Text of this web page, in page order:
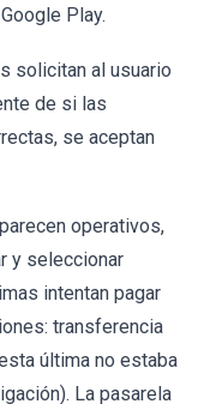
Play.
solicitan al usuario
de si las
se aceptan
operativos,
y seleccionar
intentan pagar
transferencia
última no estaba
La pasarela